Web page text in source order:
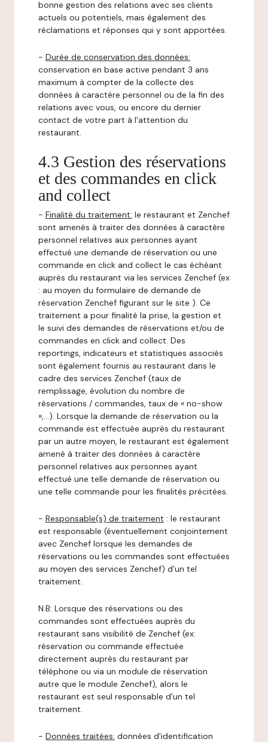
bonne gestion des relations avec ses clients
actuels ou potentiels, mais également des
réclamations et réponses qui y sont apportées.
- Durée de conservation des données:
conservation en base active pendant 3 ans
maximum à compter de la collecte des
données à caractère personnel ou de la fin des
relations avec vous, ou encore du dernier
contact de votre part à l'attention du
restaurant.
4.3 Gestion des réservations
et des commandes en click
and collect
- Finalité du traitement: le restaurant et Zenchef
sont amenés à traiter des données à caractère
personnel relatives aux personnes ayant
effectué une demande de réservation ou une
commande en click and collect le cas échéant
auprès du restaurant via les services Zenchef (ex
: au moyen du formulaire de demande de
réservation Zenchef figurant sur le site ). Ce
traitement a pour finalité la prise, la gestion et
le suivi des demandes de réservations et/ou de
commandes en click and collect. Des
reportings, indicateurs et statistiques associés
sont également fournis au restaurant dans le
cadre des services Zenchef (taux de
remplissage, évolution du nombre de
réservations / commandes, taux de « no-show
»,…). Lorsque la demande de réservation ou la
commande est effectuée auprès du restaurant
par un autre moyen, le restaurant est également
amené à traiter des données à caractère
personnel relatives aux personnes ayant
effectué une telle demande de réservation ou
une telle commande pour les finalités précitées.
- Responsable(s) de traitement : le restaurant
est responsable (éventuellement conjointement
avec Zenchef lorsque les demandes de
réservations ou les commandes sont effectuées
au moyen des services Zenchef) d’un tel
traitement.
N.B: Lorsque des réservations ou des
commandes sont effectuées auprès du
restaurant sans visibilité de Zenchef (ex:
réservation ou commande effectuée
directement auprès du restaurant par
téléphone ou via un module de réservation
autre que le module Zenchef), alors le
restaurant est seul responsable d’un tel
traitement.
- Données traitées: données d'identification